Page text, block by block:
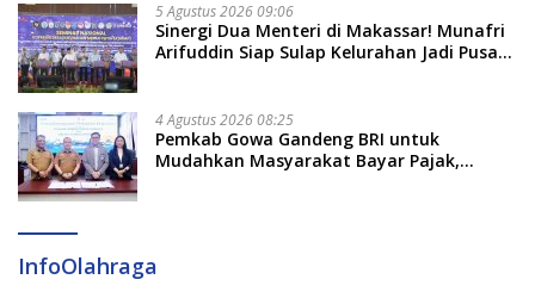
5 Agustus 2026 09:06
Sinergi Dua Menteri di Makassar! Munafri
Arifuddin Siap Sulap Kelurahan Jadi Pusat
4 Agustus 2026 08:25
Pemkab Gowa Gandeng BRI untuk
Mudahkan Masyarakat Bayar Pajak,
InfoOlahraga